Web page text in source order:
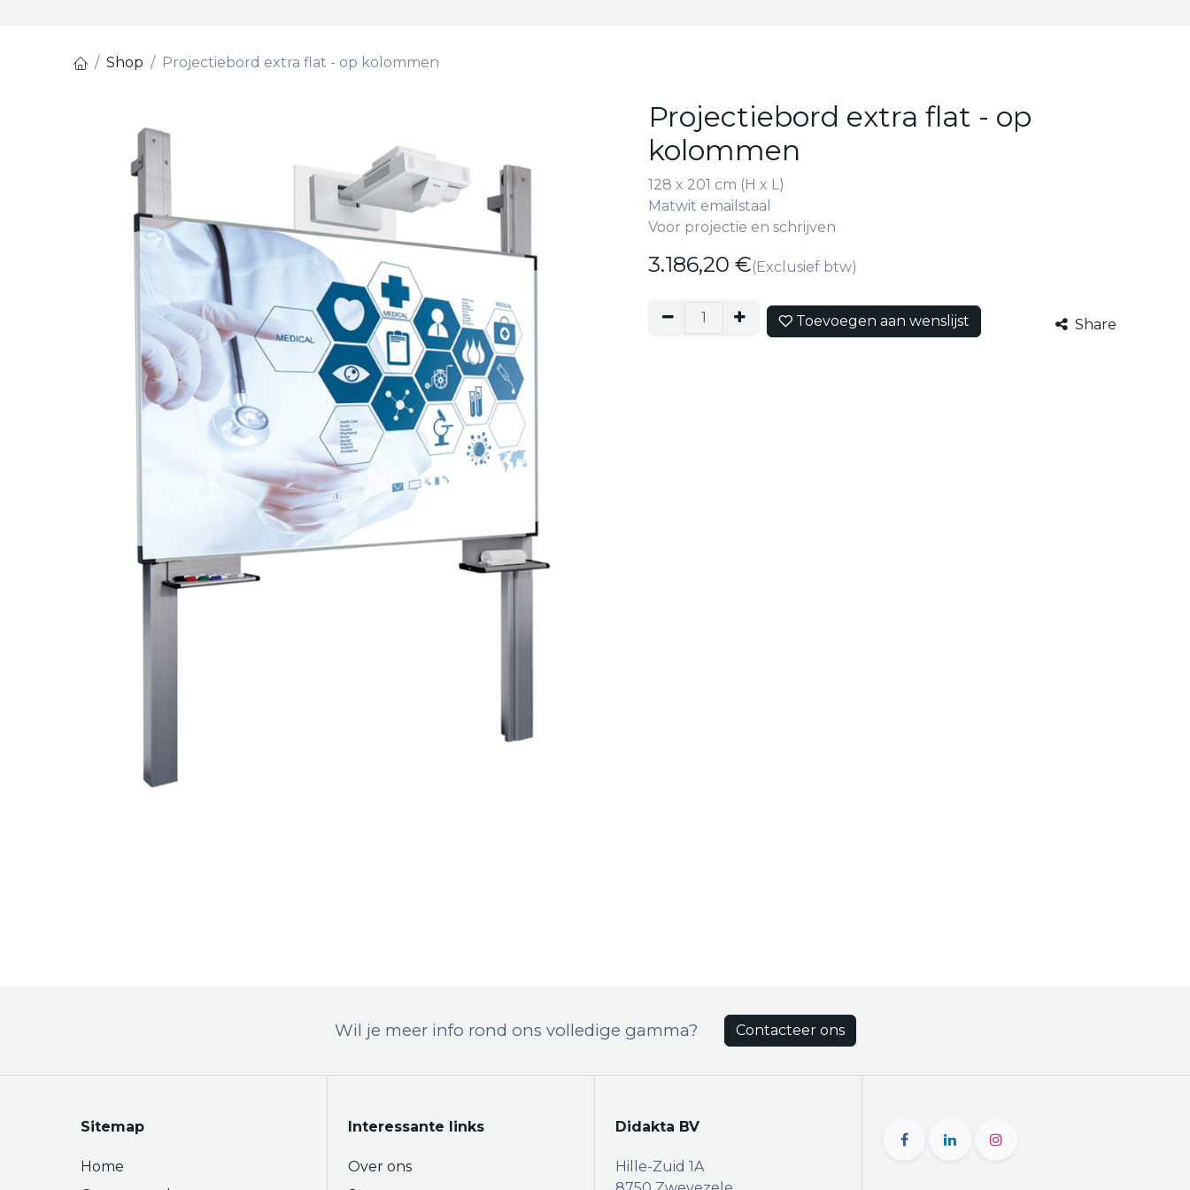
Shop Projectiebord extra flat - op kolommen
Projectiebord extra flat - op
kolommen
128 x 201 cm (H x L)
Matwit emailstaal
Voor projectie en schrijven
3.186,20 €(Exclusief btw)
Toevoegen aan wenslijst Share
Wil je meer info rond ons volledige gamma? Contacteer ons
Sitemap
Home
Interessante links
Over ons
Didakta BV
Hille-Zuid 1A